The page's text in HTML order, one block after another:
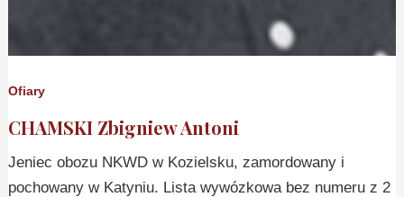
Ofiary
CHAMSKI Zbigniew Antoni
Jeniec obozu NKWD w Kozielsku, zamordowany i
pochowany w Katyniu. Lista wywózkowa bez numeru z 2